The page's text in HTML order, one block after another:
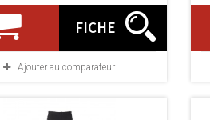
FICHE
Ajouter au comparateur